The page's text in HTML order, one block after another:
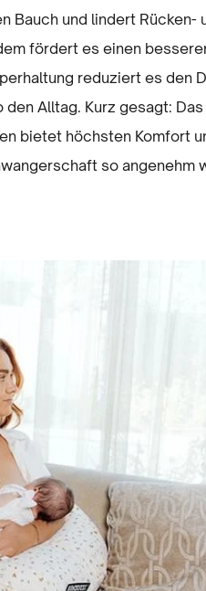
Bauch und lindert Rücken-
fördert es einen
reduziert es den
Alltag. Kurz gesagt:
bietet höchsten Komfort
so angenehm